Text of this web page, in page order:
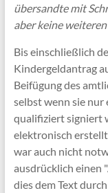
übersandte mit
aber keine
Bis einschließlich
Kindergeldantrag
Beifügung des
selbst wenn sie
qualifiziert signiert
elektronisch
war auch nicht
ausdrücklich einen
dies dem Text